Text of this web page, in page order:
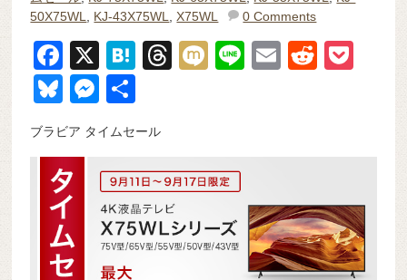
50X75WL
KJ-43X75WL ,X75WL 0 Comments
F
a
c
e
b
o
o
k
X
H
n
a
T
d
s
M
Li
E
R
Bl
u
e
sk
y
M
ss
e
n
g
er
ブラビア タイムセール